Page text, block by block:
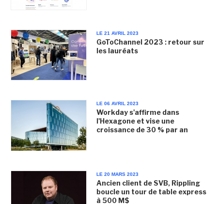
LE 21 AVRIL 2023
GoToChannel 2023 : retour sur
les lauréats
LE 06 AVRIL 2023
Workday s'affirme dans
l'Hexagone et vise une
croissance de 30 % par an
LE 20 MARS 2023
Ancien client de SVB, Rippling
boucle un tour de table express
à 500 M$